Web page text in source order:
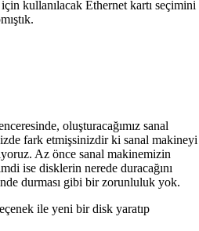
kullanılacak Ethernet kartı seçimini
oluşturacağımız sanal
fark etmişsinizdir ki sanal makineyi
Az önce sanal makinemizin
ise disklerin nerede duracağını
durması gibi bir zorunluluk yok.
ile yeni bir disk yaratıp